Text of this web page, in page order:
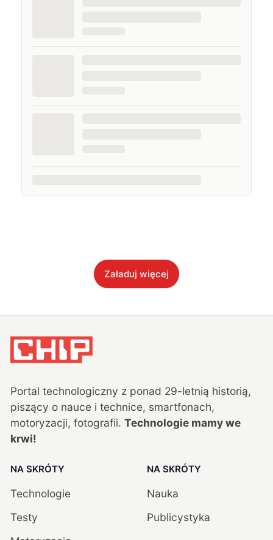
Załaduj więcej
Portal technologiczny z ponad 29-letnią historią,
piszący o nauce i technice, smartfonach,
motoryzacji, fotografii. Technologie mamy we
krwi!
NA SKRÓTY
Technologie
Testy
NA SKRÓTY
Nauka
Publicystyka